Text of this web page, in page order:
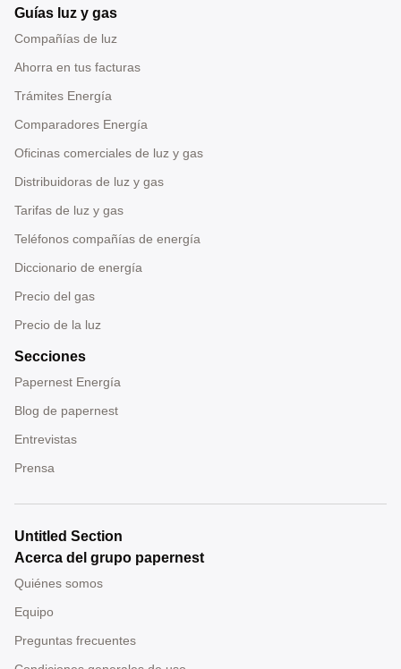
Guías luz y gas
Compañías de luz
Ahorra en tus facturas
Trámites Energía
Comparadores Energía
Oficinas comerciales de luz y gas
Distribuidoras de luz y gas
Tarifas de luz y gas
Teléfonos compañías de energía
Diccionario de energía
Precio del gas
Precio de la luz
Secciones
Papernest Energía
Blog de papernest
Entrevistas
Prensa
Untitled Section
Acerca del grupo papernest
Quiénes somos
Equipo
Preguntas frecuentes